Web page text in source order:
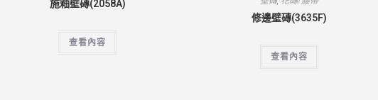
施釉壁磚(2058A)
查看內容
修邊壁磚(3635F)
查看內容